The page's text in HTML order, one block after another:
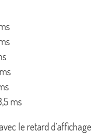
ms
le retard d’affichage